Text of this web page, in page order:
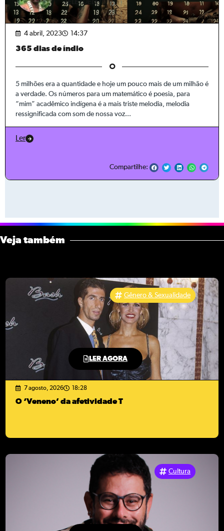
[ELE/DELE]
4 abril, 2023 14:37
365 dias de índio
5 milhões era a quantidade e hoje um pouco mais de um milhão é
a verdade. Os números para um matemático é poesia, para
“mim” acadêmico indígena é a mais triste melodia, melodia
ressignificada com som de nossa voz...
Ler
Compartilhe:
Veja também
LER AGORA
Gênero & Sexualidade
7 agosto, 2026 18:28
O ‘Veneno’ da afetividade T
Cultura